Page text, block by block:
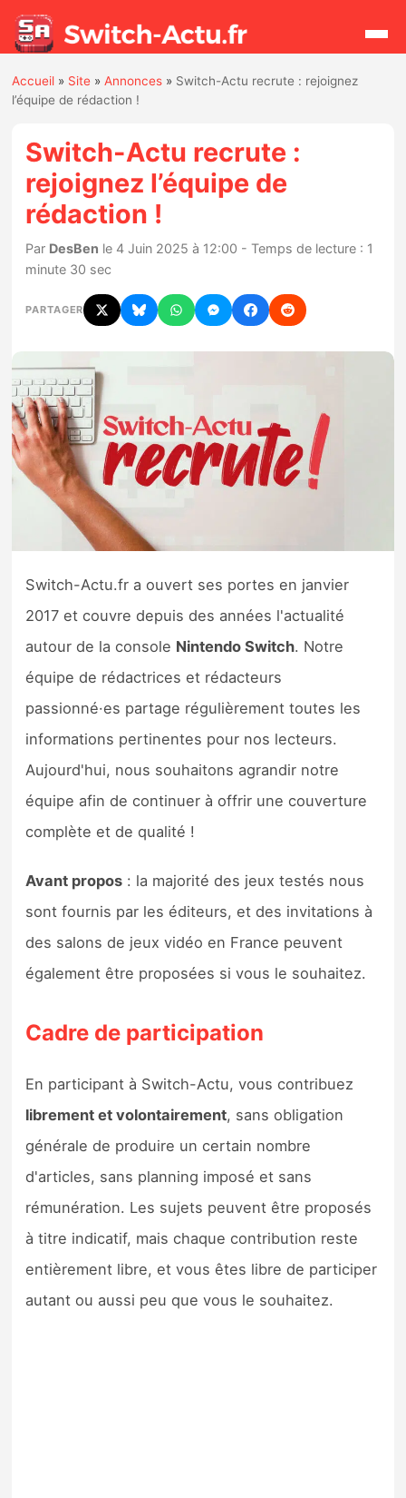
Actualités
Jeux
Hardware
Mises à jour
Chiffres de ventes
Rumeurs
Nintendo Direct
Tests et previews
Tests de jeux
Tests d’accessoires
Previews
Précommandes
Précommandes jeux Switch 2
Sorties de jeux
Bons plans
Guides
Accueil » Site »Annonces » Switch-Actu recrute : rejoignez
l’équipe de rédaction !
Switch-Actu recrute :
rejoignez l’équipe de
rédaction !
Par DesBen le 4 Juin 2025 à 12:00 - Temps de lecture : 1
minute 30 sec
PARTAGER
Switch-Actu.fr a ouvert ses portes en janvier
2017 et couvre depuis des années l'actualité
autour de la console Nintendo Switch. Notre
équipe de rédactrices et rédacteurs
passionné·es partage régulièrement toutes les
informations pertinentes pour nos lecteurs.
Aujourd'hui, nous souhaitons agrandir notre
équipe afin de continuer à offrir une couverture
complète et de qualité !
Avant propos : la majorité des jeux testés nous
sont fournis par les éditeurs, et des invitations à
des salons de jeux vidéo en France peuvent
également être proposées si vous le souhaitez.
Cadre de participation
En participant à Switch-Actu, vous contribuez
librement et volontairement, sans obligation
générale de produire un certain nombre
d'articles, sans planning imposé et sans
rémunération. Les sujets peuvent être proposés
à titre indicatif, mais chaque contribution reste
entièrement libre, et vous êtes libre de participer
autant ou aussi peu que vous le souhaitez.